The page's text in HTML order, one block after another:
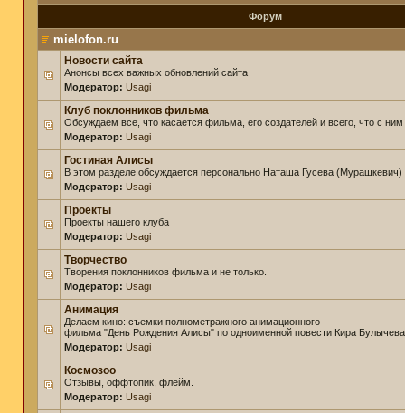
Форум
mielofon.ru
Новости сайта
Анонсы всех важных обновлений сайта
Модератор: Usagi
Клуб поклонников фильма
Обсуждаем все, что касается фильма, его создателей и всего, что с ним
Модератор: Usagi
Гостиная Алисы
В этом разделе обсуждается персонально Наташа Гусева (Мурашкевич)
Модератор: Usagi
Проекты
Проекты нашего клуба
Модератор: Usagi
Творчество
Творения поклонников фильма и не только.
Модератор: Usagi
Анимация
Делаем кино: съемки полнометражного анимационного
фильма "День Рождения Алисы" по одноименной повести Кира
Модератор: Usagi
Космозоо
Отзывы, оффтопик, флейм.
Модератор: Usagi